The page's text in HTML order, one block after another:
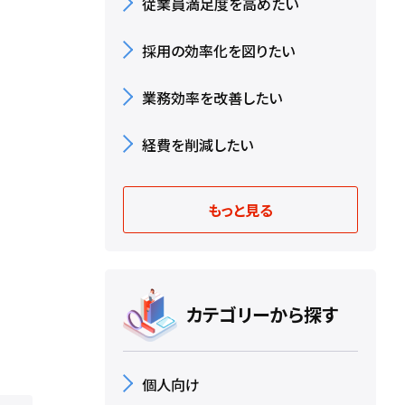
採用の効率化を図りたい
業務効率を改善したい
経費を削減したい
もっと見る
カテゴリーから探す
個人向け